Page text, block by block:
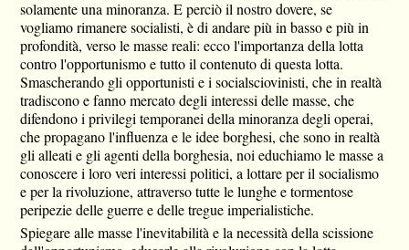
solamente una minoranza. E perciò il nostro dovere, se
vogliamo rimanere socialisti, è di andare più in basso e più in
profondità, verso le masse reali: ecco l'importanza della lotta
contro l'opportunismo e tutto il contenuto di questa lotta.
Smascherando gli opportunisti e i socialsciovinisti, che in realtà
tradiscono e fanno mercato degli interessi delle masse, che
difendono i privilegi temporanei della minoranza degli operai,
che propagano l'influenza e le idee borghesi, che sono in realtà
gli alleati e gli agenti della borghesia, noi educhiamo le masse a
conoscere i loro veri interessi politici, a lottare per il socialismo
e per la rivoluzione, attraverso tutte le lunghe e tormentose
peripezie delle guerre e delle tregue imperialistiche.
Spiegare alle masse l'inevitabilità e la necessità della scissione